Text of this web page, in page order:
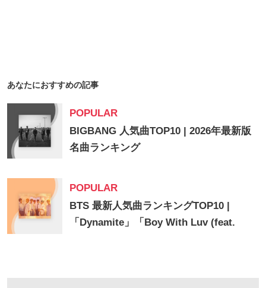
あなたにおすすめの記事
POPULAR
BIGBANG 人気曲TOP10 | 2026年最新版
名曲ランキング
POPULAR
BTS 最新人気曲ランキングTOP10 |
「Dynamite」「Boy With Luv (feat.